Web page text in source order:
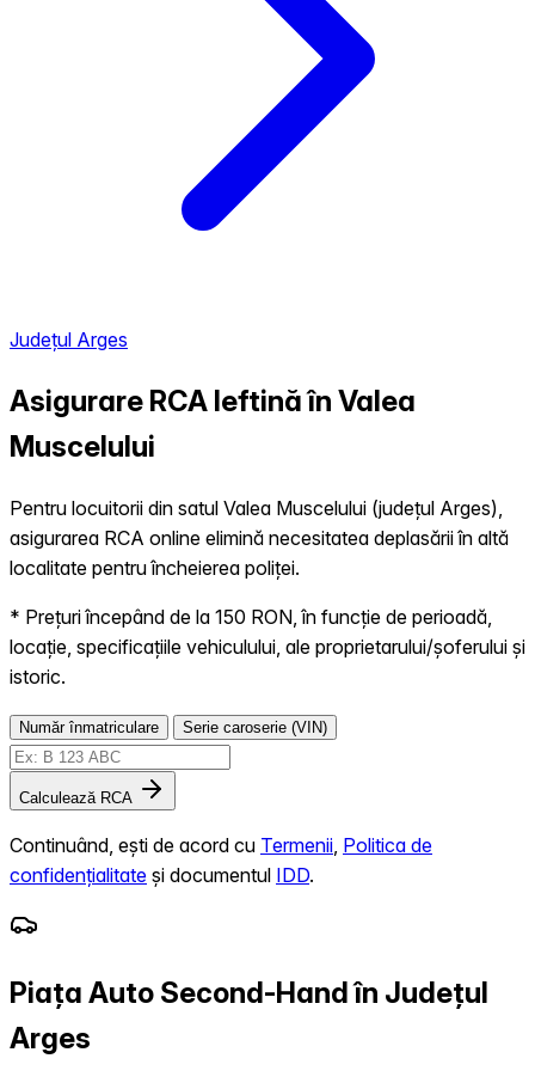
Județul Arges
Asigurare RCA Ieftină în Valea
Muscelului
Pentru locuitorii din satul Valea Muscelului (județul Arges),
asigurarea RCA online elimină necesitatea deplasării în altă
localitate pentru încheierea poliței.
* Prețuri începând de la 150 RON, în funcție de perioadă,
locație, specificațiile vehiculului, ale proprietarului/șoferului și
istoric.
Număr înmatriculare Serie caroserie (VIN)
Calculează RCA
Continuând, ești de acord cu Termenii Politica de
confidențialitate și documentul IDD.
Piața Auto Second-Hand în Județul
Arges